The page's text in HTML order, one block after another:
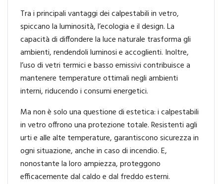
Tra i principali vantaggi dei calpestabili in vetro,
spiccano la luminosità, l’ecologia e il design. La
capacità di diffondere la luce naturale trasforma gli
ambienti, rendendoli luminosi e accoglienti. Inoltre,
l’uso di vetri termici e basso emissivi contribuisce a
mantenere temperature ottimali negli ambienti
interni, riducendo i consumi energetici.
Ma non è solo una questione di estetica: i calpestabili
in vetro offrono una protezione totale. Resistenti agli
urti e alle alte temperature, garantiscono sicurezza in
ogni situazione, anche in caso di incendio. E,
nonostante la loro ampiezza, proteggono
efficacemente dal caldo e dal freddo esterni.